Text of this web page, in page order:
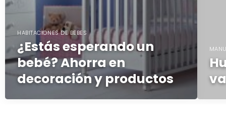
HABITACIONES DE BEBES
¿Estás esperando un
bebé? Ahorra en
decoración y productos